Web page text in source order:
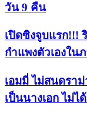
วัน 9 คืน
เปิดซิงจูบแรก!!!
กำแพงตัวเองใน
เอมมี่ ไม่สนดรา
เป็นนางเอก ไม่ไ